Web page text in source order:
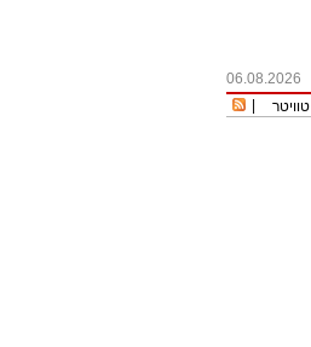
06.08.2026
טוויטר